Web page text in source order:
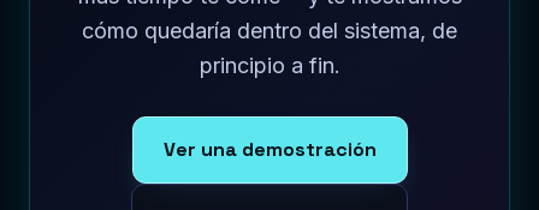
cómo quedaría dentro del sistema, de
principio a fin.
Ver una demostración